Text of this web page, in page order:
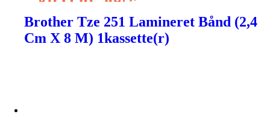
Brother Tze 251 Lamineret Bånd (2,4
Cm X 8 M) 1kassette(r)